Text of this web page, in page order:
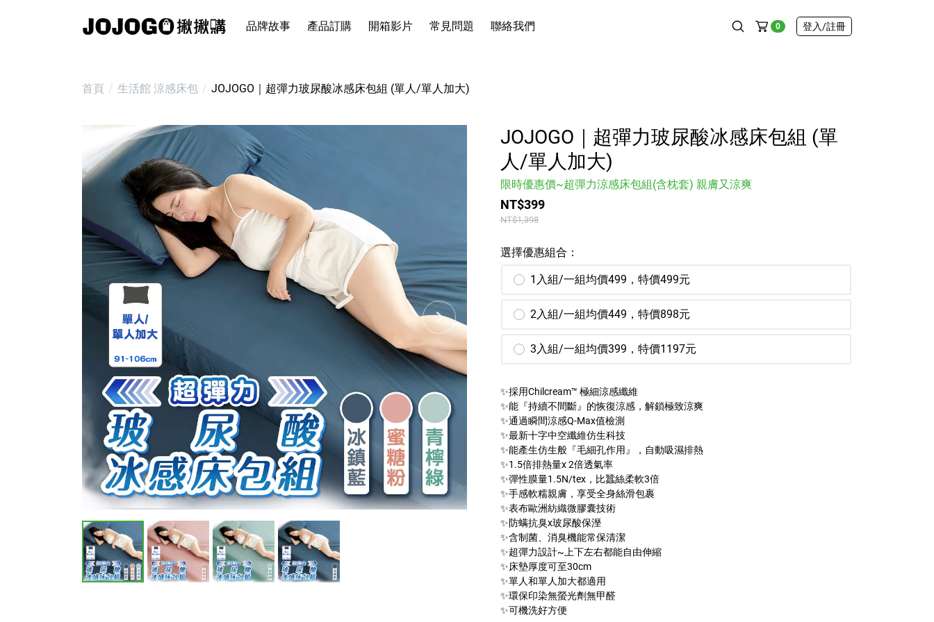
品牌故事 產品訂購
生活館
食品館
涼感床包
開箱影片 常見問題 聯絡我們 0 登入 /註冊
首頁 生活館 涼感床包 JOJOGO｜超彈力玻尿酸冰感床包組 (單人/單人加大)
JOJOGO｜超彈力玻尿酸冰感床包組 (單
人/單人加大)
限時優惠價~超彈力涼感床包組(含枕套) 親膚又涼爽
NT$399
NT$1,398
選擇優惠組合：
1入組/一組均價499，特價499元
2入組/一組均價449，特價898元
3入組/一組均價399，特價1197元
✨採用Chilcream™ 極細涼感纖維
✨能『持續不間斷』的恢復涼感，解鎖極致涼爽
✨通過瞬間涼感Q-Max值檢測
✨最新十字中空纖維仿生科技
✨能產生仿生般『毛細孔作用』，自動吸濕排熱
✨1.5倍排熱量x 2倍透氣率
✨彈性膜量1.5N/tex，比蠶絲柔軟3倍
✨手感軟糯親膚，享受全身絲滑包裹
✨表布歐洲紡織微膠囊技術
✨防螨抗臭x玻尿酸保溼
✨含制菌、消臭機能常保清潔
✨超彈力設計~上下左右都能自由伸縮
✨床墊厚度可至30cm
✨單人和單人加大都適用
✨環保印染無螢光劑無甲醛
✨可機洗好方便